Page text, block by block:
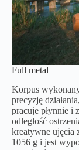
Full metal
Korpus
precyzję
pracuje płynnie i
odległość
kreatywne ujęcia
1056 g i jest